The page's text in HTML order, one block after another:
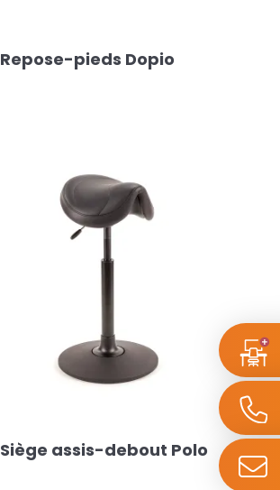
Repose-pieds Dopio
Siège assis-debout Polo